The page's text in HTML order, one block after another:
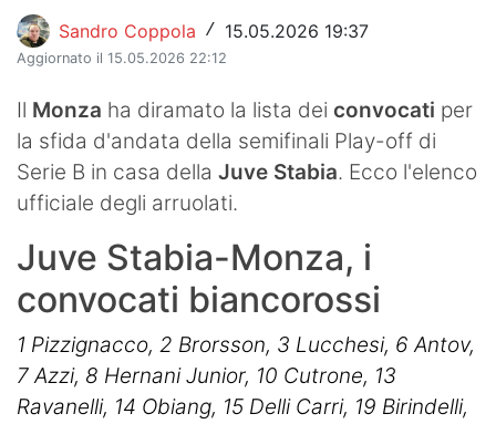
News
Eventi
Sandro Coppola / 15.05.2026 19:37
Aggiornato il 15.05.2026 22:12
Il Monza ha diramato la lista dei convocati per
la sfida d'andata della semifinali Play-off di
Serie B in casa della Juve Stabia. Ecco l'elenco
ufficiale degli arruolati.
Juve Stabia-Monza, i
convocati biancorossi
1 Pizzignacco, 2 Brorsson, 3 Lucchesi, 6 Antov,
7 Azzi, 8 Hernani Junior, 10 Cutrone, 13
Ravanelli, 14 Obiang, 15 Delli Carri, 19 Birindelli,